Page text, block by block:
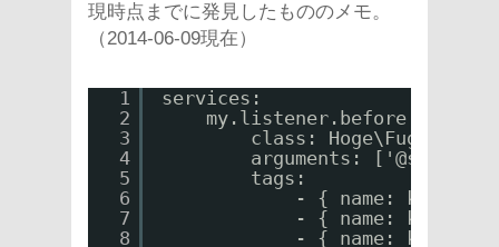
現時点までに発見したもののメモ。
（2014-06-09現在）
1
2
3
4
5
6
7
8
services:
my.listener.before.filter:
class:
arguments:
tags:
- { name:
- { name:
- { name: